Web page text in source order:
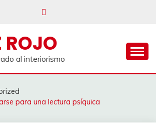
ROJO
al interiorismo
para una lectura psíquica